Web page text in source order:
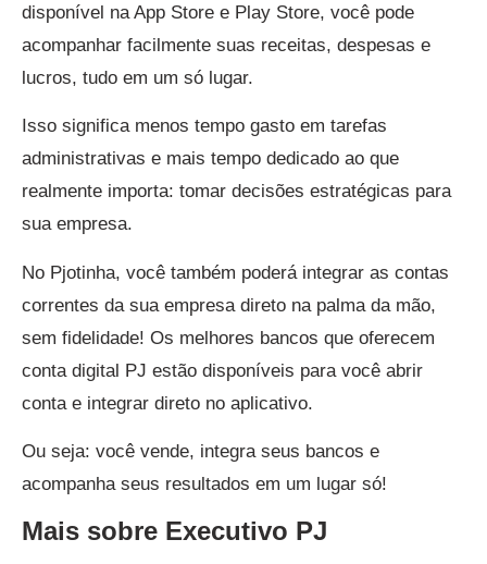
disponível na App Store e Play Store, você pode
acompanhar facilmente suas receitas, despesas e
lucros, tudo em um só lugar.
Isso significa menos tempo gasto em tarefas
administrativas e mais tempo dedicado ao que
realmente importa: tomar decisões estratégicas para
sua empresa.
No Pjotinha, você também poderá integrar as contas
correntes da sua empresa direto na palma da mão,
sem fidelidade! Os melhores bancos que oferecem
conta digital PJ estão disponíveis para você abrir
conta e integrar direto no aplicativo.
Ou seja: você vende, integra seus bancos e
acompanha seus resultados em um lugar só!
Mais sobre Executivo PJ